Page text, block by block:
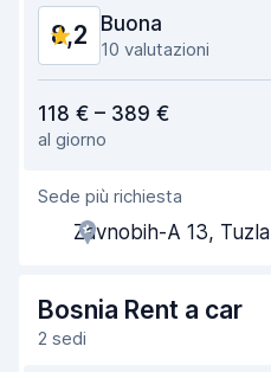
Condizioni dell'auto
8,2 Buona
10 valutazioni
Facile da trovare
Gentilezza degli agenti
Rapidità del ritiro
Rapidità della riconsegna
118 € – 389 €
al giorno
Sede più richiesta
Zavnobih-A 13, Tuzla
Bosnia Rent a car
2 sedi